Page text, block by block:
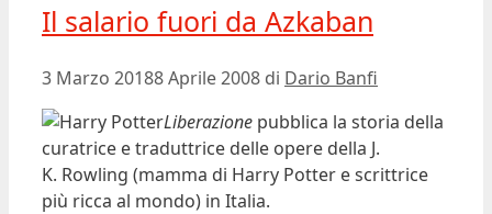
Il salario fuori da Azkaban
3 Marzo 20188 Aprile 2008 di Dario Banfi
Liberazione pubblica la storia della
curatrice e traduttrice delle opere della J.
K. Rowling (mamma di Harry Potter e scrittrice
più ricca al mondo) in Italia.